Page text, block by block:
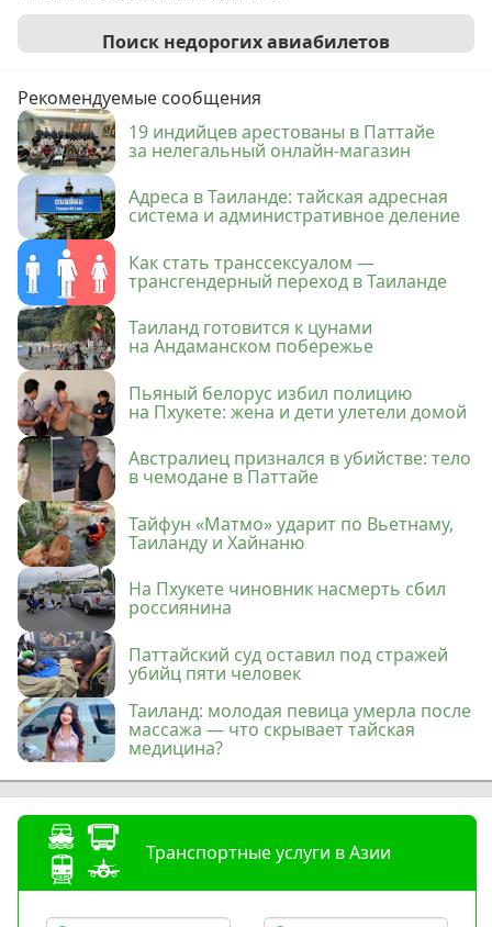
Поиск недорогих авиабилетов
Рекомендуемые сообщения
19 индийцев арестованы в Паттайе
за нелегальный онлайн-магазин
Адреса в Таиланде: тайская адресная
система и административное деление
Как стать транссексуалом —
трансгендерный переход в Таиланде
Таиланд готовится к цунами
на Андаманском побережье
Пьяный белорус избил полицию
на Пхукете: жена и дети улетели домой
Австралиец признался в убийстве: тело
в чемодане в Паттайе
Тайфун «Матмо» ударит по Вьетнаму,
Таиланду и Хайнаню
На Пхукете чиновник насмерть сбил
россиянина
Паттайский суд оставил под стражей
убийц пяти человек
Таиланд: молодая певица умерла после
массажа — что скрывает тайская
медицина?
Транспортные услуги в Азии